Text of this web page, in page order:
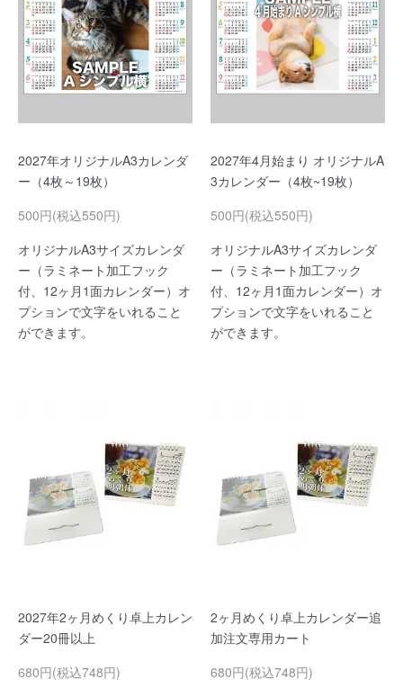
2027年オリジナルA3カレンダ
ー（4枚～19枚）
500円(税込550円)
オリジナルA3サイズカレンダ
ー（ラミネート加工フック
付、12ヶ月1面カレンダー）オ
プションで文字をいれること
ができます。
2027年4月始まり オリジナルA
3カレンダー（4枚~19枚）
500円(税込550円)
オリジナルA3サイズカレンダ
ー（ラミネート加工フック
付、12ヶ月1面カレンダー）オ
プションで文字をいれること
ができます。
2027年2ヶ月めくり卓上カレン
ダー20冊以上
680円(税込748円)
2ヶ月めくり卓上カレンダー追
加注文専用カート
680円(税込748円)